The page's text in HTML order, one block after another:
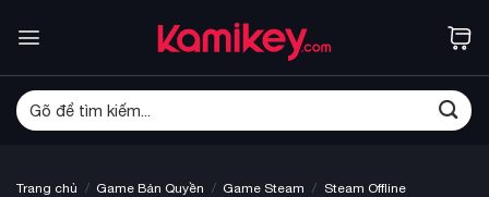
qua
dung
Tìm
kiếm:
Trang chủ / Game Bản Quyền / Game Steam / Steam Offline